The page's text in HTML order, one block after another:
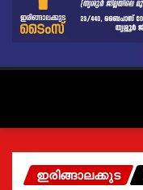
ഇരിങ്ങാലക്കുട